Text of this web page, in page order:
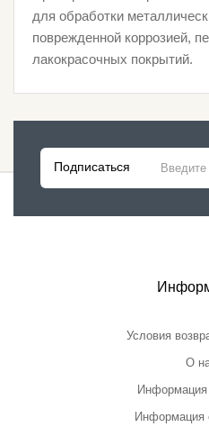
для обработки
поврежденной коррозией,
лакокрасочных покрытий.
Подписаться
Условия
О
Информация
Информация